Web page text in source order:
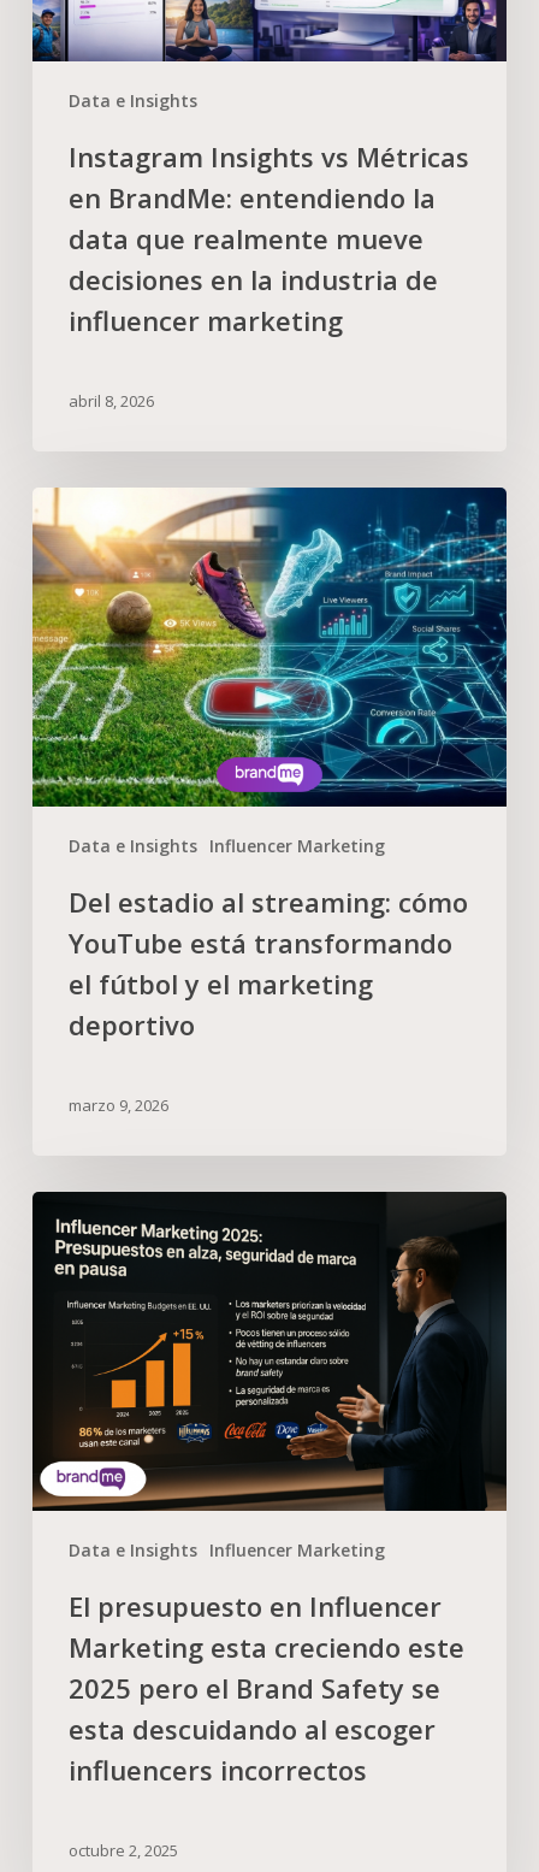
Data e Insights
Instagram Insights vs Métricas
en BrandMe: entendiendo la
data que realmente mueve
decisiones en la industria de
influencer marketing
abril 8, 2026
Data e Insights Influencer Marketing
Del estadio al streaming: cómo
YouTube está transformando
el fútbol y el marketing
deportivo
marzo 9, 2026
Data e Insights Influencer Marketing
El presupuesto en Influencer
Marketing esta creciendo este
2025 pero el Brand Safety se
esta descuidando al escoger
influencers incorrectos
octubre 2, 2025